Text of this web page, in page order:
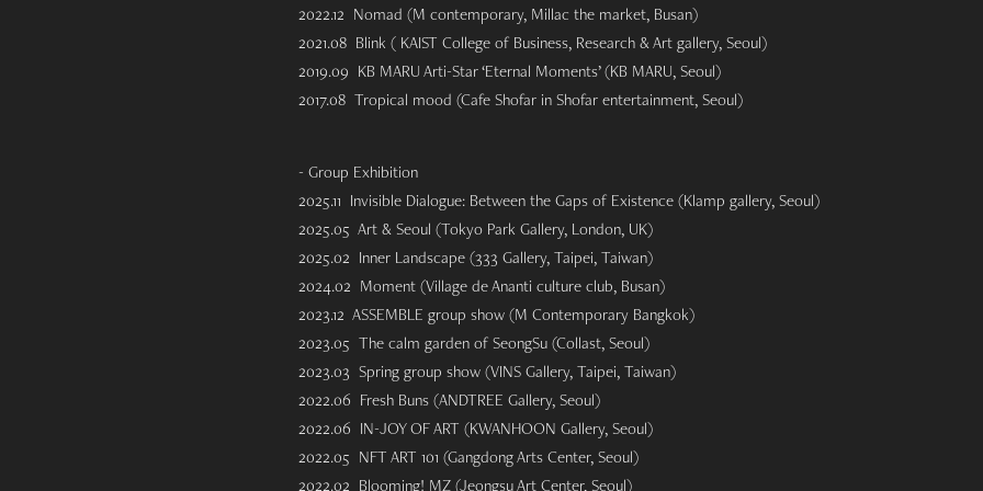
2022.12 Nomad (M contemporary, Millac the market, Busan)
2021.08 Blink ( KAIST College of Business, Research & Art gallery, Seoul)
2019.09 KB MARU Arti-Star ‘Eternal Moments’ (KB MARU, Seoul)
2017.08 Tropical mood (Cafe Shofar in Shofar entertainment, Seoul)
- Group Exhibition
2025.11 Invisible Dialogue: Between the Gaps of Existence (Klamp gallery, Seoul)
2025.05 Art & Seoul (Tokyo Park Gallery, London, UK)
2025.02 Inner Landscape (333 Gallery, Taipei, Taiwan)
2024.02 Moment (Village de Ananti culture club, Busan)
2023.12 ASSEMBLE group show (M Contemporary Bangkok)
2023.05 The calm garden of SeongSu (Collast, Seoul)
2023.03 Spring group show (VINS Gallery, Taipei, Taiwan)
2022.06 Fresh Buns (ANDTREE Gallery, Seoul)
2022.06 IN-JOY OF ART (KWANHOON Gallery, Seoul)
2022.05 NFT ART 101 (Gangdong Arts Center, Seoul)
2022.02 Blooming! MZ (Jeongsu Art Center, Seoul)